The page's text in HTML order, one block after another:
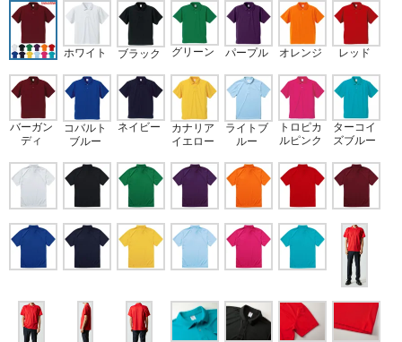
ホワイト ブラック グリーン パープル オレンジ レッド
バーガン
ディ
コバルト
ブルー
ネイビー
カナリア
イエロー
ライトブ
ルー
トロピカ
ルピンク
ターコイ
ズブルー